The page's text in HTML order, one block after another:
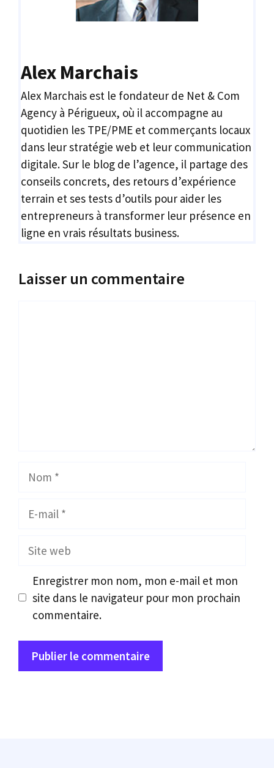
Alex Marchais
Alex Marchais est le fondateur de Net & Com
Agency à Périgueux, où il accompagne au
quotidien les TPE/PME et commerçants locaux
dans leur stratégie web et leur communication
digitale. Sur le blog de l’agence, il partage des
conseils concrets, des retours d’expérience
terrain et ses tests d’outils pour aider les
entrepreneurs à transformer leur présence en
ligne en vrais résultats business.
Laisser un commentaire
Site
Enregistrer mon nom, mon e-mail et mon
site dans le navigateur pour mon prochain
commentaire.